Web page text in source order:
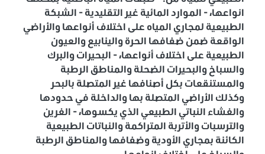
انواعها، - الموارد المائية غير التقليدية - الشبكة
الطبيعية لمجاري المياه على اختلاف أنواعها والأراضي
الواقعة ضمن ضفافها الحرة والينابيع والعيون
الطبيعية على اختلاف أنواعها، - البحيرات والبرك
والسباخ والبحيرات الضحلة والمناطق الرطبة
والمستنقعات بكل أصنافها غير المتصلة بالبحر
وكذلك الأراضي المتصلة بها والداخلة في حدودها
والغشاء النباتي الطبيعي الذي يكسوها، - الغرين
والترسبات والأتربة المتراكمة والنباتات الطبيعية
الكائنة بمجاري الأودية وضفافها والمناطق الرطبة